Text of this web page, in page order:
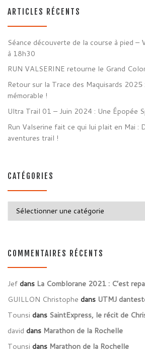
ARTICLES RÉCENTS
Séance découverte de la course à pied –
à 18h30
RUN VALSERINE retourne le Grand
Retour sur la Trace des Maquisards
mémorable !
Ultra Trail 01 – Juin 2024 : Une Épopée
Run Valserine fait ce qui lui plait en Mai :
aventures trail !
CATÉGORIES
COMMENTAIRES RÉCENTS
Jef dans La Comblorane 2021 : C’est
GUILLON Christophe dans UTMJ
Tounsi dans SaintExpress, le récit de
david dans Marathon de la Rochelle
Tounsi dans Marathon de la Rochelle